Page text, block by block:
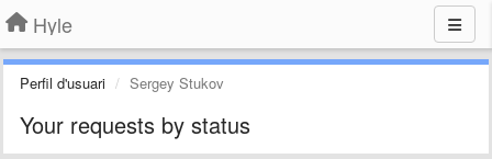
Hyle
Perfil d'usuari Sergey Stukov
Your requests by status